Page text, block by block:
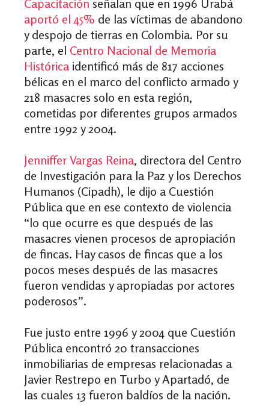
Capacitación señalan que en 1996 Urabá
aportó el 45% de las víctimas de abandono
y despojo de tierras en Colombia. Por su
parte, el Centro Nacional de Memoria
Históricaidentificó más de 817 acciones
bélicas en el marco del conflicto armado y
218 masacres solo en esta región,
cometidas por diferentes grupos armados
entre 1992 y 2004.
Jenniffer Vargas Reina, directora del Centro
de Investigación para la Paz y los Derechos
Humanos (Cipadh), le dijo a Cuestión
Pública que en ese contexto de violencia
“lo que ocurre es que después de las
masacres vienen procesos de apropiación
de fincas. Hay casos de fincas que a los
pocos meses después de las masacres
fueron vendidas y apropiadas por actores
poderosos”.
Fue justo entre 1996 y 2004 que Cuestión
Pública encontró 20 transacciones
inmobiliarias de empresas relacionadas a
Javier Restrepo en Turbo y Apartadó, de
las cuales 13 fueron baldíos de la nación.